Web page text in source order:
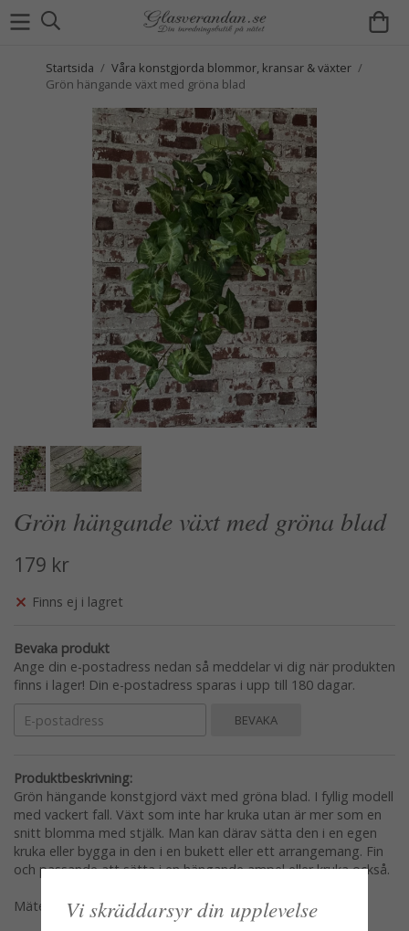
Startsida / Våra konstgjorda blommor, kransar & växter /
Grön hängande växt med gröna blad
Grön hängande växt med gröna blad
179 kr
Finns ej i lagret
Bevaka produkt
Ange din e-postadress nedan så meddelar vi dig när produkten
finns i lager! Din e-postadress sparas i upp till 180 dagar.
BEVAKA
Produktbeskrivning:
Grön hängande konstgjord växt med gröna blad. I fyllig modell
med vackert fall. Växt som inte har kruka utan är mer som en
snitt blomma med stjälk. Man kan därav sätta den i en egen
kruka eller bygga in den i en bukett eller ett arrangemang. Fin
och passande att sätta i en hängande ampel eller kruka också.
Mäter 80cmVi skräddarsyr din upplevelse